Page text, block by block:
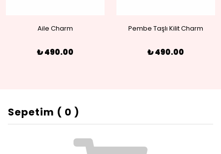
Aile Charm
₺ 490.00
Pembe Taşlı Kilit Charm
₺ 490.00
Sepetim ( 0 )